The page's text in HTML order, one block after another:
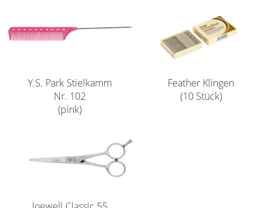
Sale %
Aktuelle Informationen
Y.S. Park Stielkamm
Nr. 102
(pink)
Feather Klingen
(10 Stück)